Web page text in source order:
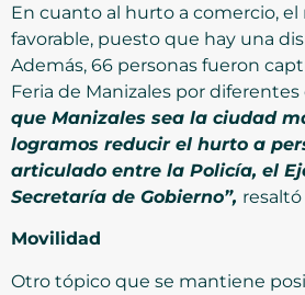
En cuanto al hurto a comercio,
favorable, puesto que hay una
Además, 66 personas fueron
Feria de Manizales por diferentes
que Manizales sea la ciudad
logramos reducir el hurto a
articulado entre la Policía, el
Secretaría de Gobierno”, resaltó
Movilidad
Otro tópico que se mantiene